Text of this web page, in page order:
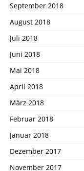
September 2018
August 2018
Juli 2018
Juni 2018
Mai 2018
April 2018
März 2018
Februar 2018
Januar 2018
Dezember 2017
November 2017